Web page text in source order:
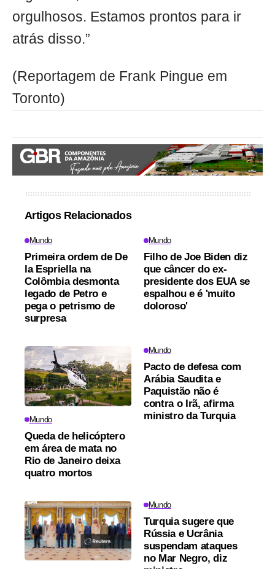
orgulhosos. Estamos prontos para ir
atrás disso.”
(Reportagem de Frank Pingue em
Toronto)
Artigos Relacionados
Mundo
Primeira ordem de De
la Espriella na
Colômbia desmonta
legado de Petro e
pega o petrismo de
surpresa
Mundo
Filho de Joe Biden diz
que câncer do ex-
presidente dos EUA se
espalhou e é 'muito
doloroso'
Mundo
Queda de helicóptero
em área de mata no
Rio de Janeiro deixa
quatro mortos
Mundo
Pacto de defesa com
Arábia Saudita e
Paquistão não é
contra o Irã, afirma
ministro da Turquia
Mundo
Turquia sugere que
Rússia e Ucrânia
suspendam ataques
no Mar Negro, diz